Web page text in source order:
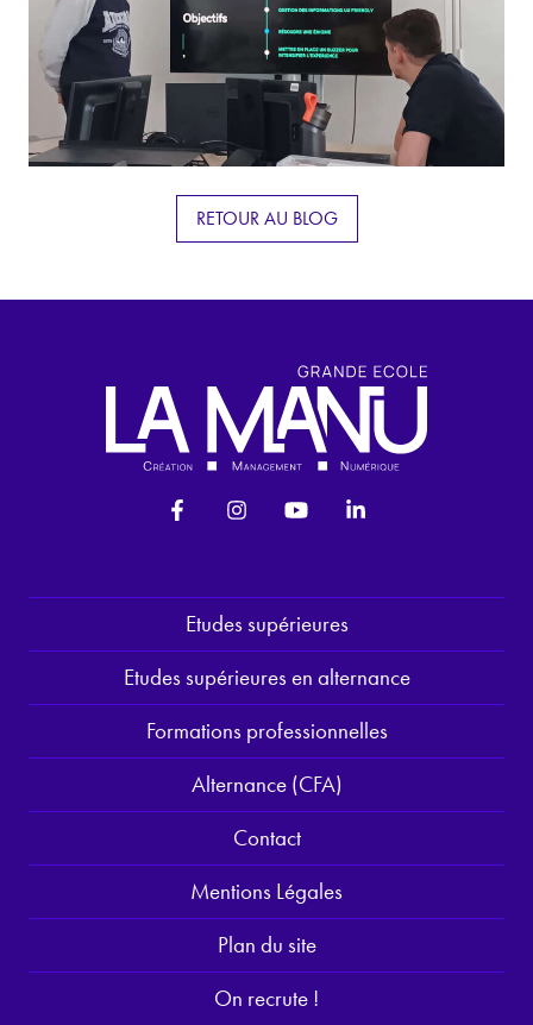
RETOUR AU BLOG
Etudes supérieures
Etudes supérieures en alternance
Formations professionnelles
Alternance (CFA)
Contact
Mentions Légales
Plan du site
On recrute !